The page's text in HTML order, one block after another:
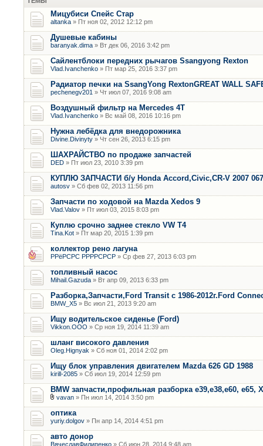
Мицубиси Спейс Стар
altanka » Пт ноя 02, 2012 12:12 pm
Душевые кабины
baranyak.dima » Вт дек 06, 2016 3:42 pm
Сайлентблоки передних рычагов Ssangyong Rexton
Vlad.Ivanchenko » Пт мар 25, 2016 3:37 pm
Радиатор печки на SsangYong RextonGREAT WALL
pechenegv201 » Чт июл 07, 2016 9:08 am
Воздушный фильтр на Mercedes 4T
Vlad.Ivanchenko » Вс май 08, 2016 10:16 pm
Нужна лебёдка для внедорожника
Divine.Divinyty » Чт сен 26, 2013 6:15 pm
ШАХРАЙСТВО по продаже запчастей
DED » Пт июл 23, 2010 3:39 pm
КУПЛЮ ЗАПЧАСТИ б/у Honda Accord,Civic,CR-V 2007
autosv » Сб фев 02, 2013 11:56 pm
Запчасти по ходовой на Mazda Xedos 9
Vlad.Valov » Пт июл 03, 2015 8:03 pm
Куплю срочно заднее стекло VW T4
Tina.Kot » Пт мар 20, 2015 1:39 pm
коллектор рено лагуна
РРёРСРС РРРРСРСР » Ср фев 27, 2013 6:03 pm
топливный насос
Mihail.Gazuda » Вт апр 09, 2013 6:33 pm
Разборка,Запчасти,Ford Transit с 1986-2012г.Ford
BMW_X5 » Вс июл 21, 2013 9:20 am
Ищу водительское сиденье (Ford)
Vikkon.OOO » Ср ноя 19, 2014 11:39 am
шланг високого давления
Oleg.Hignyak » Сб ноя 01, 2014 2:02 pm
Ищу блок управления двигателем Mazda 626 GD 1988
kirill-2085 » Сб июл 19, 2014 12:59 pm
BMW запчасти,профильная разборка е39,е38,е60, е65,
vavan » Пн июл 14, 2014 3:50 pm
оптика
yuriy.dolgov » Пн апр 14, 2014 4:51 pm
авто донор
ВячеславФилипенко » Сб июн 28, 2014 9:48 am